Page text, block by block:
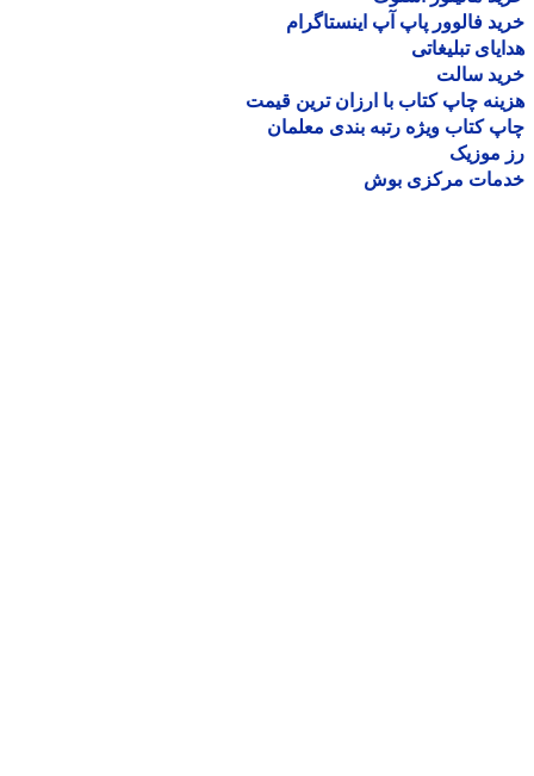
فالوور پاپ آپ اینستاگرام
تبلیغاتی
سالت
چاپ کتاب با ارزان ترین قیمت
کتاب ویژه رتبه بندی معلمان
موزیک
مرکزی بوش